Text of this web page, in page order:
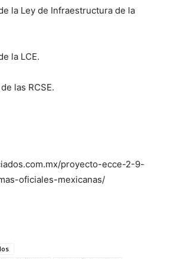
la Ley de Infraestructura de la
la LCE.
las RCSE.
proyecto-ecce-2-9-
oficiales-mexicanas/